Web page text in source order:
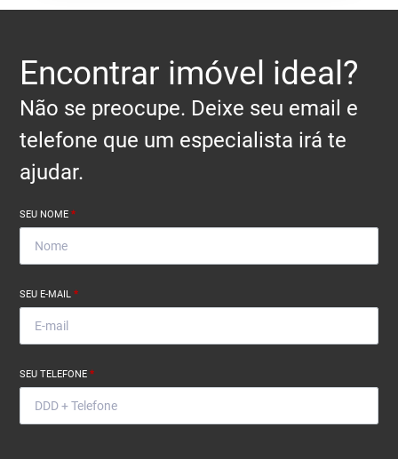
Encontrar imóvel ideal?
Não se preocupe. Deixe seu email e
telefone que um especialista irá te
ajudar.
SEU NOME*
SEU E-MAIL*
SEU TELEFONE*